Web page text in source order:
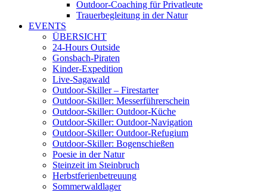
Outdoor-Coaching für Privatleute
Trauerbegleitung in der Natur
EVENTS
ÜBERSICHT
24-Hours Outside
Gonsbach-Piraten
Kinder-Expedition
Live-Sagawald
Outdoor-Skiller – Firestarter
Outdoor-Skiller: Messerführerschein
Outdoor-Skiller: Outdoor-Küche
Outdoor-Skiller: Outdoor-Navigation
Outdoor-Skiller: Outdoor-Refugium
Outdoor-Skiller: Bogenschießen
Poesie in der Natur
Steinzeit im Steinbruch
Herbstferienbetreuung
Sommerwaldlager